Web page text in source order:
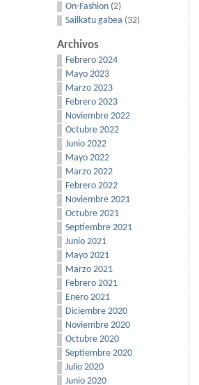
On-Fashion (2)
Sailkatu gabea (32)
Archivos
Febrero 2024
Mayo 2023
Marzo 2023
Febrero 2023
Noviembre 2022
Octubre 2022
Junio 2022
Mayo 2022
Marzo 2022
Febrero 2022
Noviembre 2021
Octubre 2021
Septiembre 2021
Junio 2021
Mayo 2021
Marzo 2021
Febrero 2021
Enero 2021
Diciembre 2020
Noviembre 2020
Octubre 2020
Septiembre 2020
Julio 2020
Junio 2020